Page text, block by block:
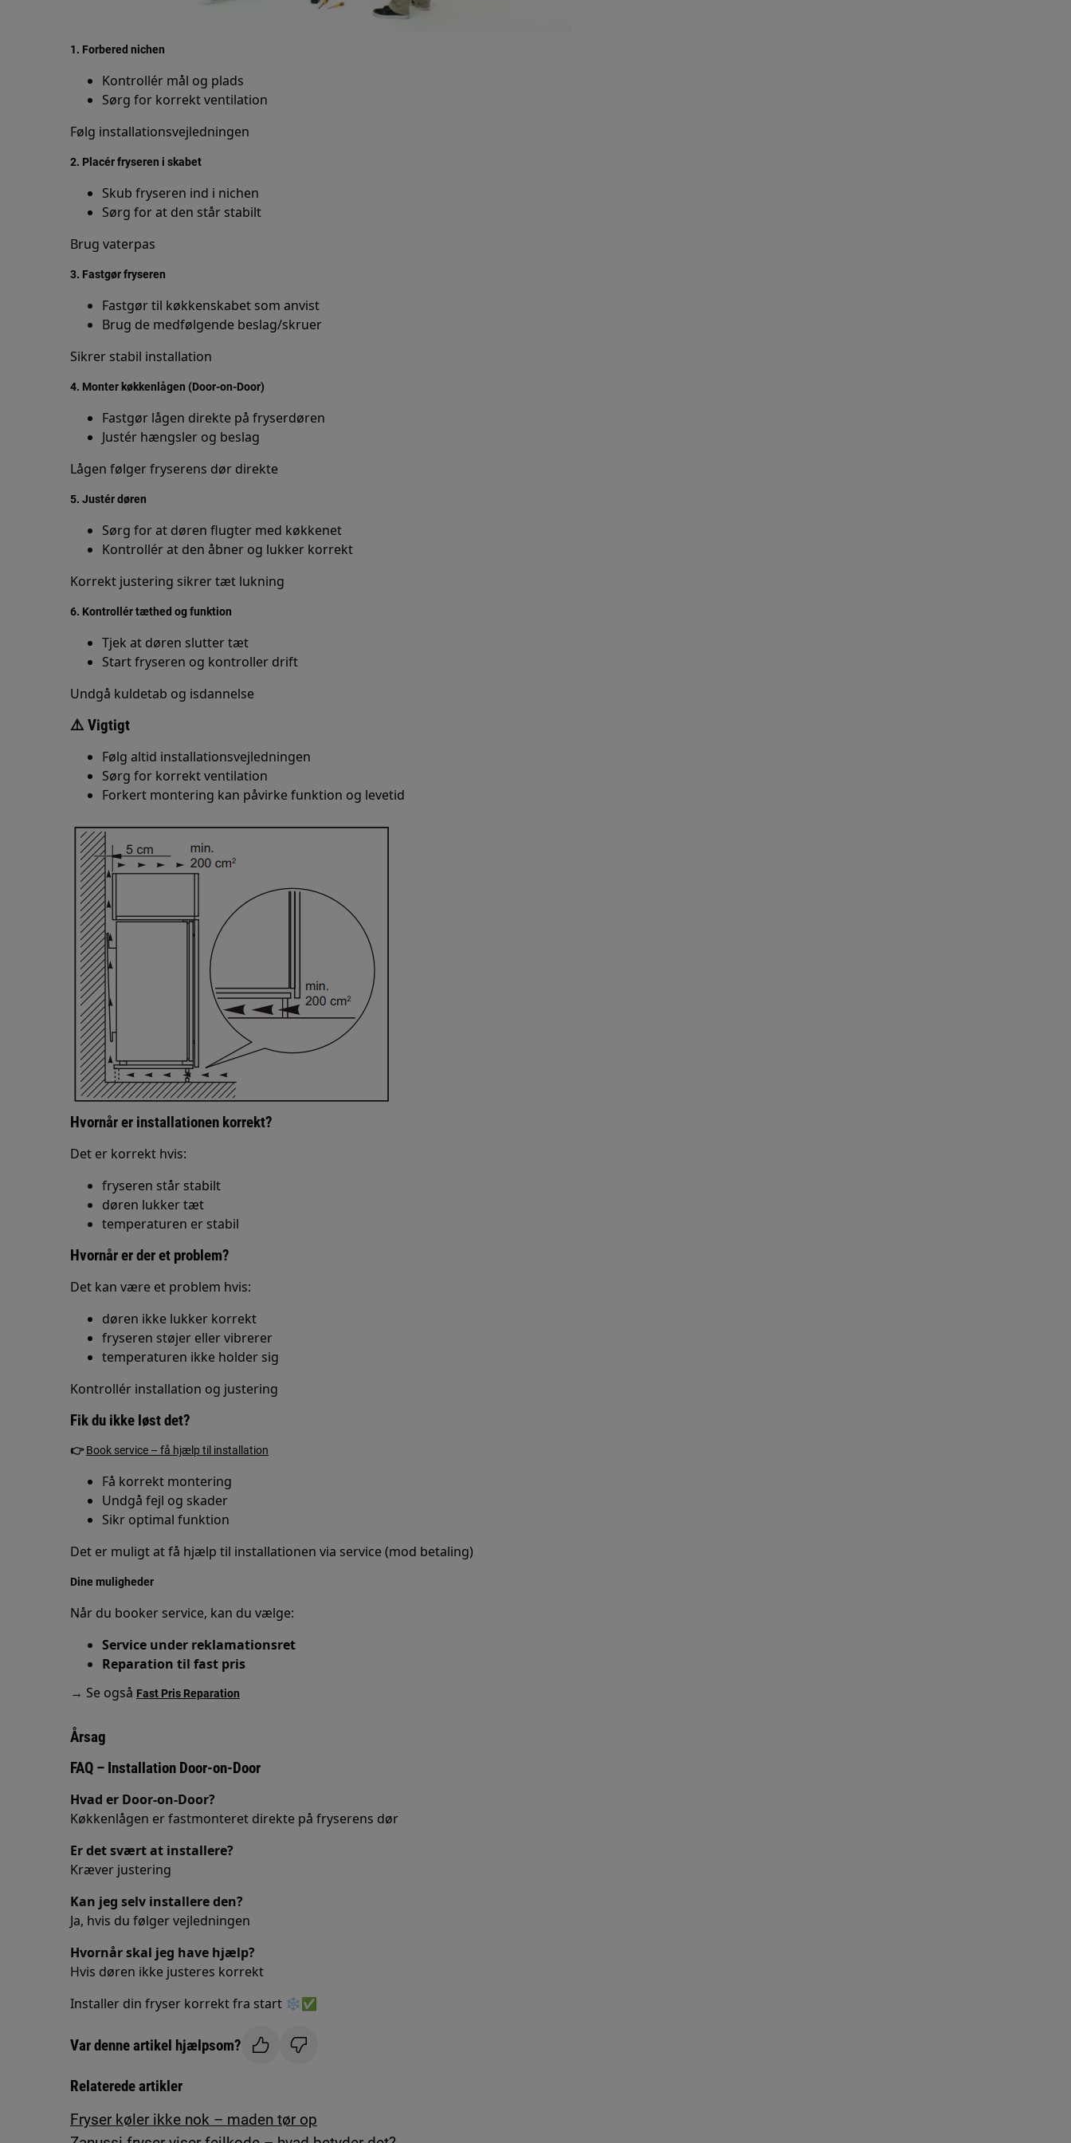
1. Forbered nichen
Kontrollér mål og plads
Sørg for korrekt ventilation
Følg installationsvejledningen
2. Placér fryseren i skabet
Skub fryseren ind i nichen
Sørg for at den står stabilt
Brug vaterpas
3. Fastgør fryseren
Fastgør til køkkenskabet som anvist
Brug de medfølgende beslag/skruer
Sikrer stabil installation
4. Monter køkkenlågen (Door-on-Door)
Fastgør lågen direkte på fryserdøren
Justér hængsler og beslag
Lågen følger fryserens dør direkte
5. Justér døren
Sørg for at døren flugter med køkkenet
Kontrollér at den åbner og lukker korrekt
Korrekt justering sikrer tæt lukning
6. Kontrollér tæthed og funktion
Tjek at døren slutter tæt
Start fryseren og kontroller drift
Undgå kuldetab og isdannelse
⚠️ Vigtigt
Følg altid installationsvejledningen
Sørg for korrekt ventilation
Forkert montering kan påvirke funktion og levetid
Hvornår er installationen korrekt?
Det er korrekt hvis:
fryseren står stabilt
døren lukker tæt
temperaturen er stabil
Hvornår er der et problem?
Det kan være et problem hvis:
døren ikke lukker korrekt
fryseren støjer eller vibrerer
temperaturen ikke holder sig
Kontrollér installation og justering
Fik du ikke løst det?
👉Book service – få hjælp til installation
Få korrekt montering
Undgå fejl og skader
Sikr optimal funktion
Det er muligt at få hjælp til installationen via service (mod betaling)
Dine muligheder
Når du booker service, kan du vælge:
Service under reklamationsret
Reparation til fast pris
→ Se også Fast Pris Reparation
Årsag
FAQ – Installation Door-on-Door
Hvad er Door-on-Door?
Køkkenlågen er fastmonteret direkte på fryserens dør
Er det svært at installere?
Kræver justering
Kan jeg selv installere den?
Ja, hvis du følger vejledningen
Hvornår skal jeg have hjælp?
Hvis døren ikke justeres korrekt
Installer din fryser korrekt fra start ❄️✅
Var denne artikel hjælpsom?
Relaterede artikler
Fryser køler ikke nok – maden tør op